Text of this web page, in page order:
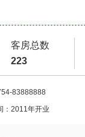
客房总数
223
83888888
：2011年开业